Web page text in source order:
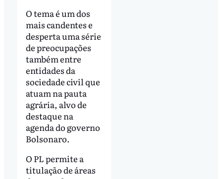
O tema é um dos
mais candentes e
desperta uma série
de preocupações
também entre
entidades da
sociedade civil que
atuam na pauta
agrária, alvo de
destaque na
agenda do governo
Bolsonaro.
O PL permite a
titulação de áreas